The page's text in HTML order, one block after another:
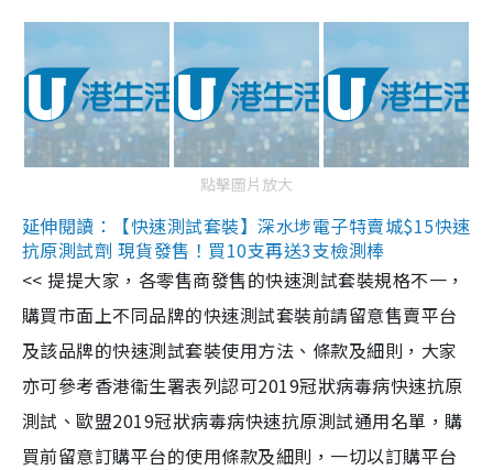
點擊圖片放大
延伸閱讀：【快速測試套裝】深水埗電子特賣城$15快速
抗原測試劑 現貨發售！買10支再送3支檢測棒
<< 提提大家，各零售商發售的快速測試套裝規格不一，
購買市面上不同品牌的快速測試套裝前請留意售賣平台
及該品牌的快速測試套裝使用方法、條款及細則，大家
亦可參考香港衞生署表列認可2019冠狀病毒病快速抗原
測試、歐盟2019冠狀病毒病快速抗原測試通用名單，購
買前留意訂購平台的使用條款及細則，一切以訂購平台